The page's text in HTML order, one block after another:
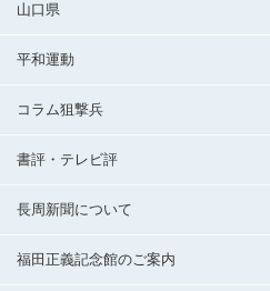
山口県
平和運動
コラム狙撃兵
書評・テレビ評
長周新聞について
福田正義記念館のご案内